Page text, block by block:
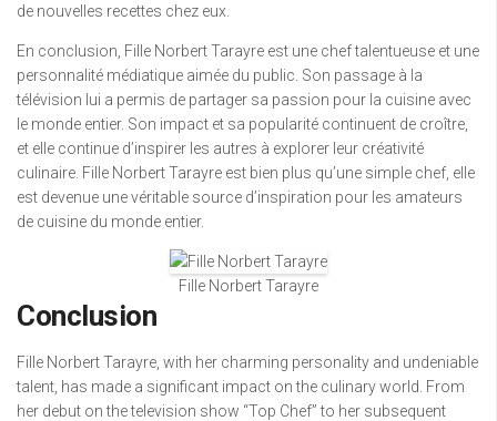
de nouvelles recettes chez eux.
En conclusion, Fille Norbert Tarayre est une chef talentueuse et une
personnalité médiatique aimée du public. Son passage à la
télévision lui a permis de partager sa passion pour la cuisine avec
le monde entier. Son impact et sa popularité continuent de croître,
et elle continue d’inspirer les autres à explorer leur créativité
culinaire. Fille Norbert Tarayre est bien plus qu’une simple chef, elle
est devenue une véritable source d’inspiration pour les amateurs
de cuisine du monde entier.
Fille Norbert Tarayre
Conclusion
Fille Norbert Tarayre, with her charming personality and undeniable
talent, has made a significant impact on the culinary world. From
her debut on the television show “Top Chef” to her subsequent